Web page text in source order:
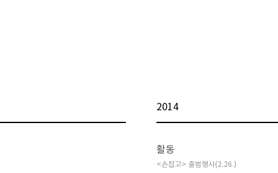
2014
활동
<손잡고> 출범행사(2.26.)